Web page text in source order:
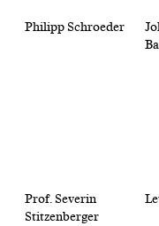
Philipp Schroeder
Prof. Severin
Stitzenberger